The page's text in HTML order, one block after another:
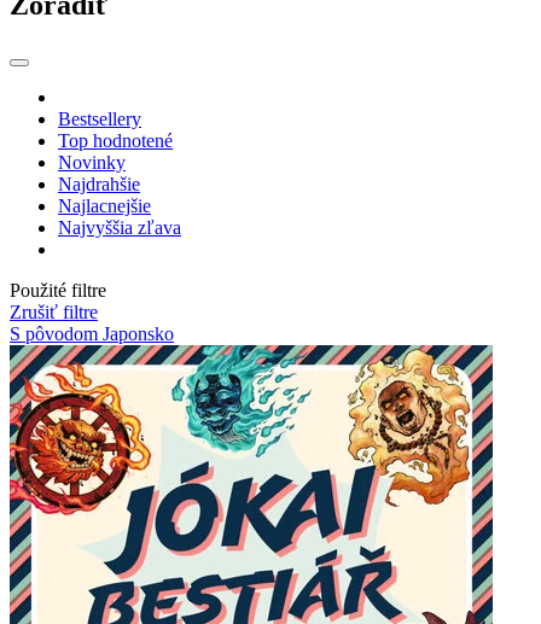
Bestsellery
Top hodnotené
Novinky
Najdrahšie
Najlacnejšie
Najvyššia zľava
Použité filtre
Zrušiť filtre
S pôvodom Japonsko